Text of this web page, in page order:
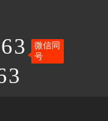
微信同
号